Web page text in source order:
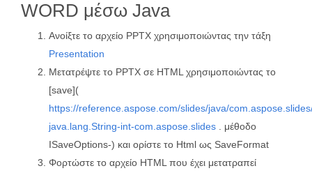
WORD μέσω Java
Ανοίξτε το αρχείο PPTX χρησιμοποιώντας την τάξη
Presentation
Μετατρέψτε το PPTX σε HTML χρησιμοποιώντας το
[save](
https://reference.aspose.com/slides/java/
java.lang.String-int-com.aspose.slides . μέθοδο
ISaveOptions-) και ορίστε το Html ως SaveFormat
Φορτώστε το αρχείο HTML που έχει μετατραπεί